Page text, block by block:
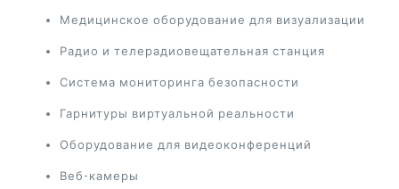
Медицинское оборудование для визуализации
Радио и телерадиовещательная станция
Система мониторинга безопасности
Гарнитуры виртуальной реальности
Оборудование для видеоконференций
Веб-камеры